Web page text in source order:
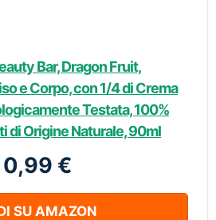
Bar, Dragon Fruit,
e Corpo, con 1/4 di Crema
Testata, 100%
di Origine Naturale, 90ml
0,99 €
SU AMAZON